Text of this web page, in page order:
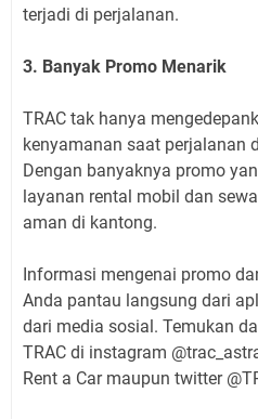
terjadi di perjalanan.
3. Banyak Promo Menarik
TRAC tak hanya
kenyamanan saat perjalanan
Dengan banyaknya promo
layanan rental mobil dan
aman di kantong.
Informasi mengenai promo
Anda pantau langsung dari
dari media sosial. Temukan
TRAC di instagram
Rent a Car maupun twitter